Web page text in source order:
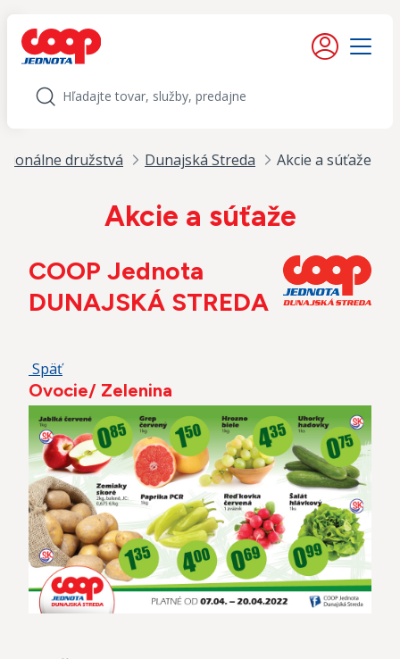
Moje konto
Menu
Hľadať
družstvá Dunajská Streda Akcie a súťaže
Akcie a súťaže
COOP Jednota
DUNAJSKÁ STREDA
Späť
Ovocie/ Zelenina